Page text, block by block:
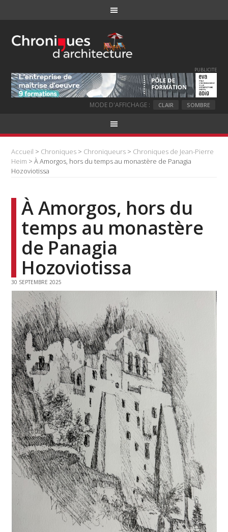
PUBLICITE
MODE D'AFFICHAGE : CLAIR SOMBRE
Accueil > Chroniques > Chroniqueurs > Chroniques de Jean-Pierre
Heim > À Amorgos, hors du temps au monastère de Panagia
Hozoviotissa
À Amorgos, hors du
temps au monastère
de Panagia
Hozoviotissa
30 SEPTEMBRE 2025